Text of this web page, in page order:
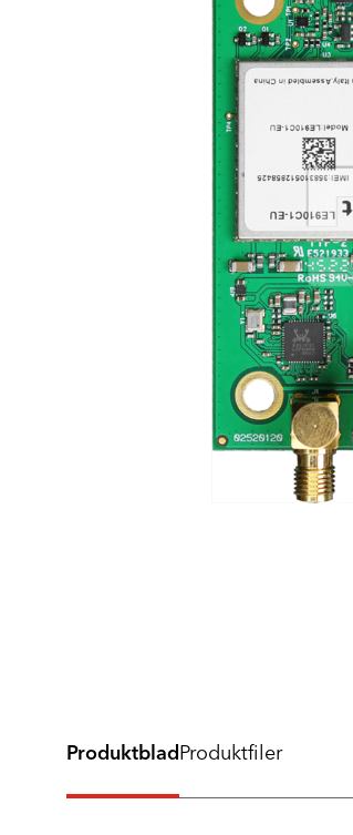
ProduktbladProduktfiler